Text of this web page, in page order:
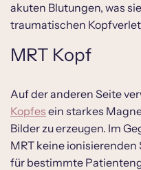
akuten Blutungen, was
traumatischen
MRT Kopf
Auf der anderen Seite
Kopfes ein starkes
Bilder zu erzeugen. Im
MRT keine
für bestimmte